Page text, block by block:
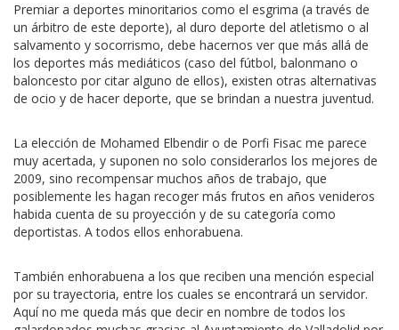
Premiar a deportes minoritarios como el esgrima (a través de
un árbitro de este deporte), al duro deporte del atletismo o al
salvamento y socorrismo, debe hacernos ver que más allá de
los deportes más mediáticos (caso del fútbol, balonmano o
baloncesto por citar alguno de ellos), existen otras alternativas
de ocio y de hacer deporte, que se brindan a nuestra juventud.
La elección de Mohamed Elbendir o de Porfi Fisac me parece
muy acertada, y suponen no solo considerarlos los mejores de
2009, sino recompensar muchos años de trabajo, que
posiblemente les hagan recoger más frutos en años venideros
habida cuenta de su proyección y de su categoría como
deportistas. A todos ellos enhorabuena.
También enhorabuena a los que reciben una mención especial
por su trayectoria, entre los cuales se encontrará un servidor.
Aquí no me queda más que decir en nombre de todos los